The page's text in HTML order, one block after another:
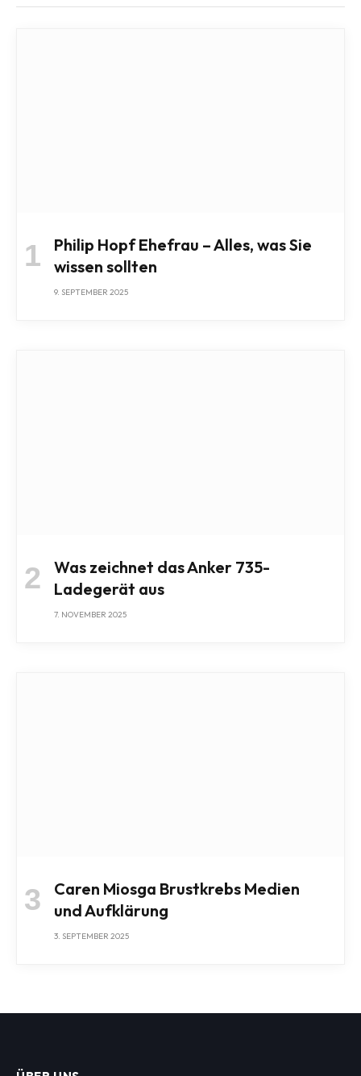
Philip Hopf Ehefrau – Alles, was Sie
wissen sollten
9. SEPTEMBER 2025
Was zeichnet das Anker 735-
Ladegerät aus
7. NOVEMBER 2025
Caren Miosga Brustkrebs Medien
und Aufklärung
3. SEPTEMBER 2025